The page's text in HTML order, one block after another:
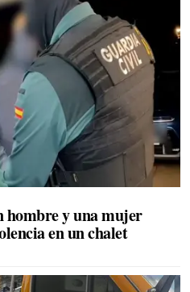
hombre y una mujer
en un chalet